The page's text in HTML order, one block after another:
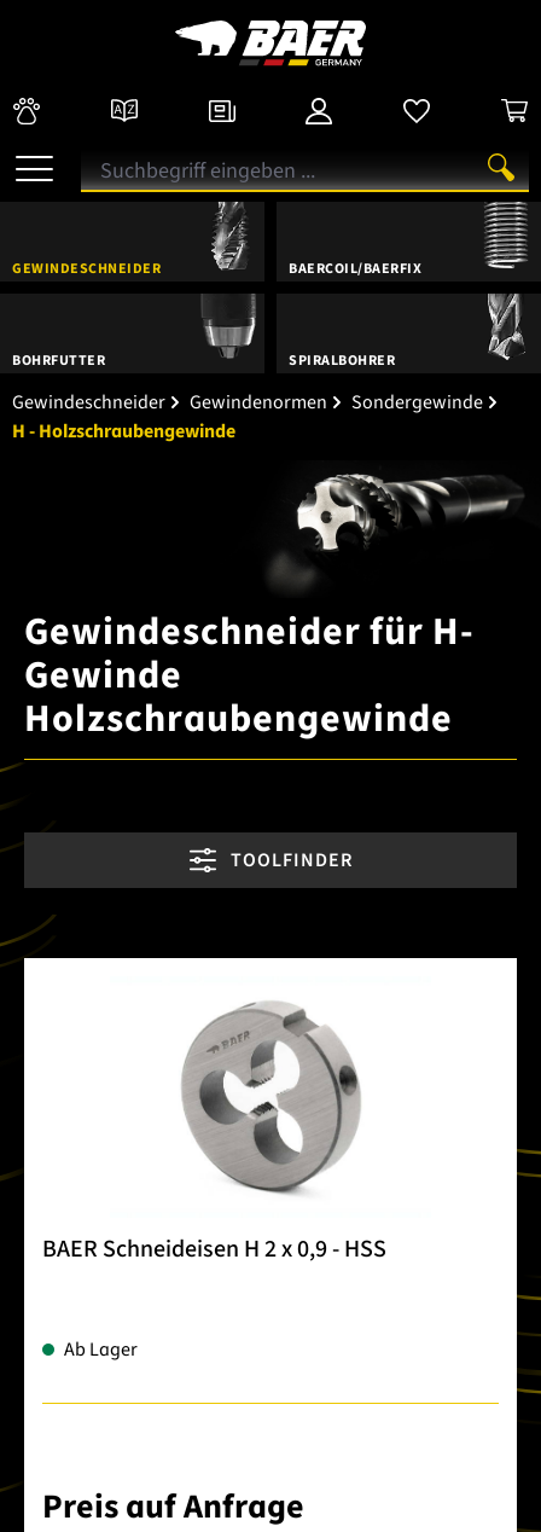
GEWINDESCHNEIDER BAERCOIL/BAERFIX
BOHRFUTTER SPIRALBOHRER
Gewindeschneider Gewindenormen
Sondergewinde
H - Holzschraubengewinde
Gewindeschneider für H-
Gewinde
Holzschraubengewinde
TOOLFINDER
BAER Schneideisen H 2 x 0,9 - HSS
Ab Lager
Preis auf Anfrage